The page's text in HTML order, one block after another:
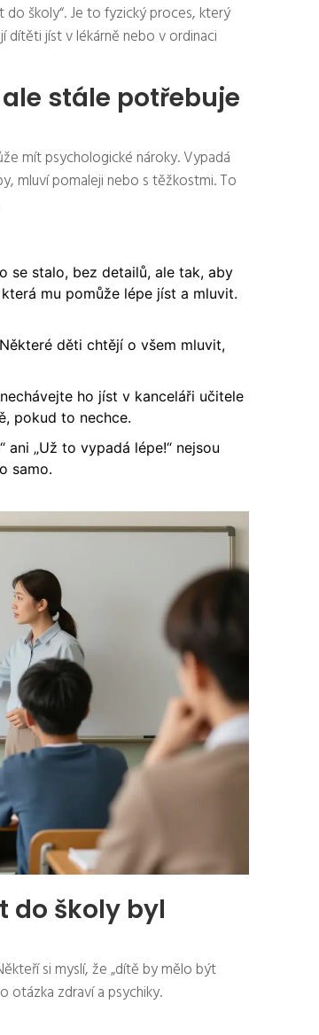
do školy“. Je to fyzický proces, který
jíst v lékárně nebo v ordinaci
stále potřebuje
mít psychologické nároky. Vypadá
mluví pomaleji nebo s těžkostmi. To
se stalo, bez detailů, ale tak, aby
mu pomůže lépe jíst a mluvit.
děti chtějí o všem mluvit,
ho jíst v kanceláři učitele
pokud to nechce.
ani „Už to vypadá lépe!“ nejsou
samo.
do školy byl
si myslí, že „dítě by mělo být
otázka zdraví a psychiky.